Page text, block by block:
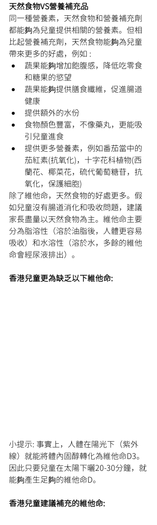
天然食物VS營養補充品
同一種營養素，天然食物和營養補充劑
都能夠為兒童提供相關的營養素。但相
比起營養補充劑，天然食物能夠為兒童
帶來更多的好處，例如 :
蔬果能夠增加飽腹感，降低吃零食
和糖果的慾望
蔬果能夠提供膳食纖維，促進腸道
健康
提供額外的水份
食物顏色豐富，不像藥丸，更能吸
引兒童進食
提供更多營養素，例如番茄當中的
茄紅素(抗氧化)，十字花科植物(西
蘭花、椰菜花，硫代葡萄糖苷，抗
氧化，保護細胞)
除了維他命，天然食物的好處更多。假
如兒童沒有腸道消化和吸收問題，建議
家長盡量以天然食物為主。維他命主要
分為脂溶性（溶於油脂後，人體更容易
吸收）和水溶性（溶於水，多餘的維他
命會經尿液排出）。
香港兒童更為缺乏以下維他命:
小提示: 事實上，人體在陽光下（紫外
線）就能將體內固醇轉化為維他命D3。
因此只要兒童在太陽下曬20-30分鐘，就
能夠產生足夠的維他命D。
香港兒童建議補充的維他命: